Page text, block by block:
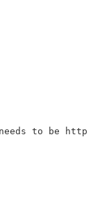
needs to be